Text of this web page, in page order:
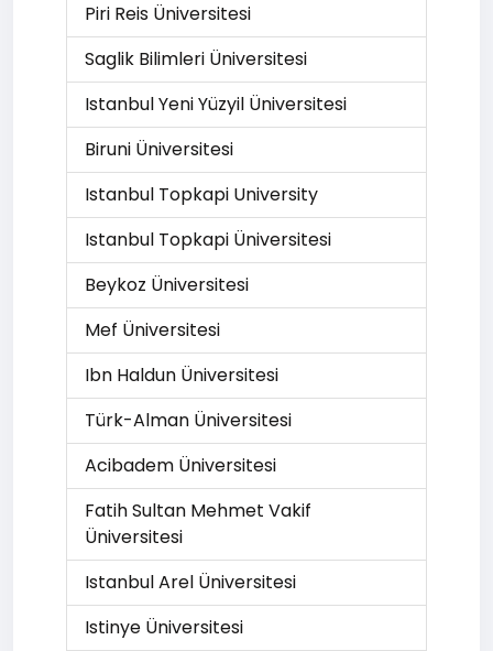
Piri Reis Üniversitesi
Saglik Bilimleri Üniversitesi
Istanbul Yeni Yüzyil Üniversitesi
Biruni Üniversitesi
Istanbul Topkapi University
Istanbul Topkapi Üniversitesi
Beykoz Üniversitesi
Mef Üniversitesi
Ibn Haldun Üniversitesi
Türk-Alman Üniversitesi
Acibadem Üniversitesi
Fatih Sultan Mehmet Vakif
Üniversitesi
Istanbul Arel Üniversitesi
Istinye Üniversitesi